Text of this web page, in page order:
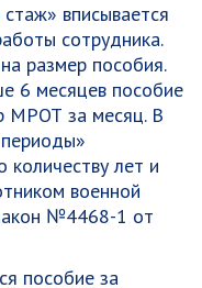
вписывается
сотрудника.
размер пособия.
6 месяцев пособие
МРОТ за месяц. В
количеству лет и
военной
№4468-1 от
пособие за